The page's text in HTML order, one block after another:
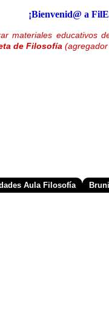
¡Bienvenid@ a
materiales educativos
de Filosofía (agregador
Aula Filosofía